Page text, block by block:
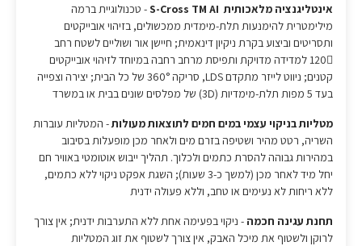
אינטליגנציה מלאכותית S-Cross TM AI
- טכנולוגיית ברמה
מילימטרית להימנעות תלת-מימדית ממכשולים, בזיהוי אובייקטים
ותסריטים וביצוע בקרת ניקיון דינאמית; חיישן אור ושוליים לשטח רחב
120 למדידה מדויקת ותפיסת מרחב רחבה במיוחד לזיהוי אובייקטים
קטנים; ניווט לייזר מתקדם LDS, סריקה 360° של כל הבית; יצירה וצפייה
בעד 5 מפות תלת-מימדיות (3D) של מפלסים שונים בבית או במשרד
מטליות בניקוי עצמי במים חמים לתוצאות מעולות- המטליות עוברות
השריה, רטט מהיר ושטיפה בזרם מים ולאחר מכן מופעלות בסיבוב
במהירות גבוהה להסרת כתמים ולכלוך. תהליך ייבוש אוטומטי באוויר חם
יחל מיד לאחר מכן (למשך כ-3 שעות); השגת אפקט ניקוי ללא כתמים,
ללא ריחות לא נעימים או טחב, וללא פעולה ידנית
תחנת עגינה חכמה- ניקוי בפעימה אחת ללא התערבות ידנית; אין צורך
לרוקן ולשטוף את מיכל האבק, אין צורך לשטוף את זוג המטליות